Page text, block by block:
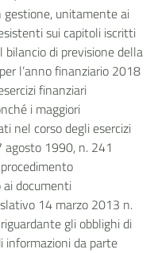
unitamente ai
sui capitoli iscritti
bilancio di previsione della
l’anno finanziario 2018
finanziari
i maggiori
nel corso degli esercizi
agosto 1990, n. 241
documenti
14 marzo 2013 n.
gli obblighi di
informazioni da parte